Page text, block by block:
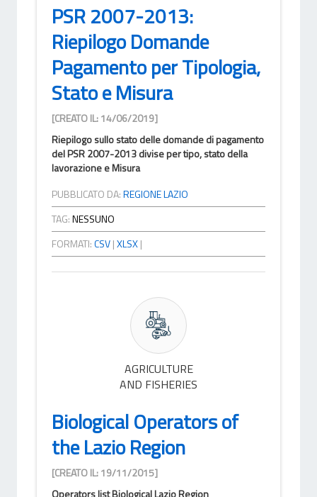
PSR 2007-2013:
Riepilogo Domande
Pagamento per Tipologia,
Stato e Misura
[CREATO IL: 14/06/2019]
Riepilogo sullo stato delle domande di pagamento
del PSR 2007-2013 divise per tipo, stato della
lavorazione e Misura
PUBBLICATO DA:REGIONE LAZIO
TAG:NESSUNO
FORMATI:CSV|XLSX|
AGRICULTURE
AND FISHERIES
Biological Operators of
the Lazio Region
[CREATO IL: 19/11/2015]
Operators list Biological Lazio Region